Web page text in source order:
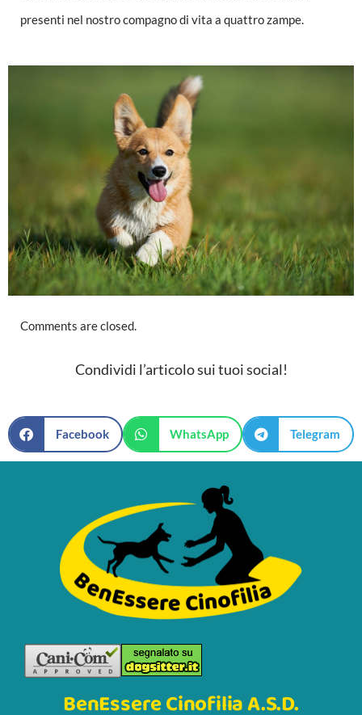
presenti nel nostro compagno di vita a quattro zampe.
Comments are closed.
Condividi l’articolo sui tuoi social!
Facebook WhatsApp Telegram
BenEssere Cinofilia A.S.D.